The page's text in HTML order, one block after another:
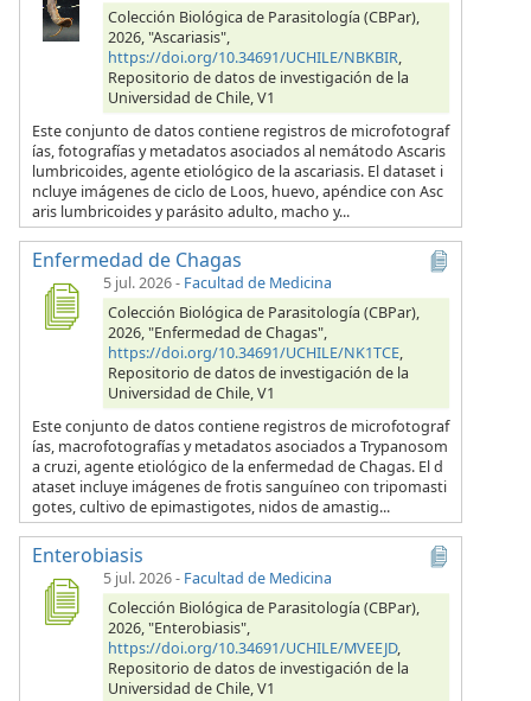
Colección Biológica de Parasitología (CBPar),
2026, "Ascariasis",
https://doi.org/10.34691/UCHILE/NBKBIR,
Repositorio de datos de investigación de la
Universidad de Chile, V1
Este conjunto de datos contiene registros de microfotograf
ías, fotografías y metadatos asociados al nemátodo Ascaris
lumbricoides, agente etiológico de la ascariasis. El dataset i
ncluye imágenes de ciclo de Loos, huevo, apéndice con Asc
aris lumbricoides y parásito adulto, macho y...
Enfermedad de Chagas
5 jul. 2026- Facultad de Medicina
Colección Biológica de Parasitología (CBPar),
2026, "Enfermedad de Chagas",
https://doi.org/10.34691/UCHILE/NK1TCE,
Repositorio de datos de investigación de la
Universidad de Chile, V1
Este conjunto de datos contiene registros de microfotograf
ías, macrofotografías y metadatos asociados a Trypanosom
a cruzi, agente etiológico de la enfermedad de Chagas. El d
ataset incluye imágenes de frotis sanguíneo con tripomasti
gotes, cultivo de epimastigotes, nidos de amastig...
Enterobiasis
5 jul. 2026- Facultad de Medicina
Colección Biológica de Parasitología (CBPar),
2026, "Enterobiasis",
https://doi.org/10.34691/UCHILE/MVEEJD,
Repositorio de datos de investigación de la
Universidad de Chile, V1